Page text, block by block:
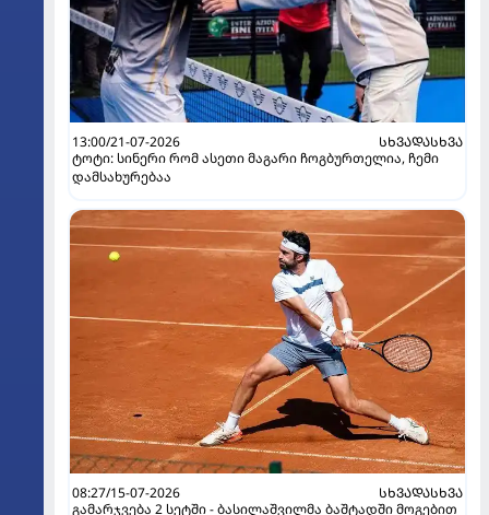
13:00/21-07-2026
ᲡᲮᲕᲐᲓᲐᲡᲮᲕᲐ
ტოტი: სინერი რომ ასეთი მაგარი ჩოგბურთელია, ჩემი
დამსახურებაა
08:27/15-07-2026
ᲡᲮᲕᲐᲓᲐᲡᲮᲕᲐ
გამარჯვება 2 სეტში - ბასილაშვილმა ბაშტადში მოგებით